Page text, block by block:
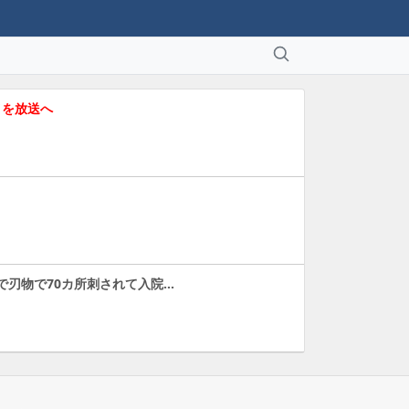
放送へ
刃物で70カ所刺されて入院…